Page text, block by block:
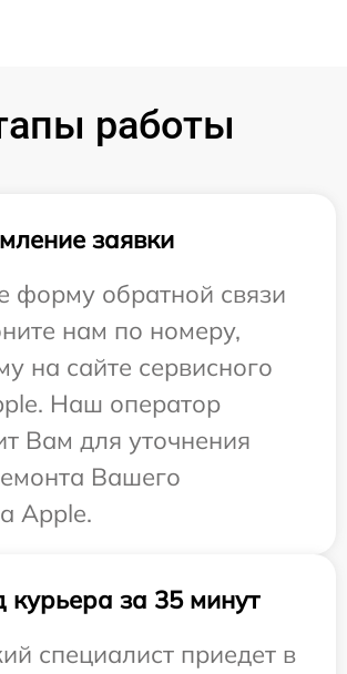
работы
заявки
форму обратной связи
нам по номеру,
на сайте сервисного
Наш оператор
Вам для уточнения
Вашего
Apple.
курьера за 35 минут
специалист приедет в